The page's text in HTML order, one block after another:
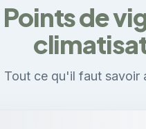
Points de
Tout ce qu'il faut savoir